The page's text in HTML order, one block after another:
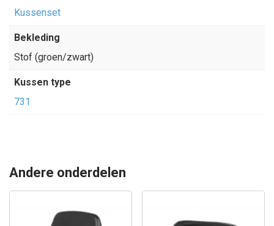
Kussenset
Bekleding
Stof (groen/zwart)
Kussen type
731
Andere onderdelen